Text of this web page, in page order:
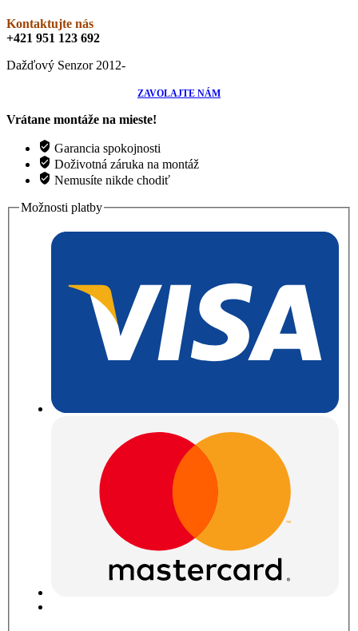
Kontaktujte nás
+421 951 123 692
Dažďový Senzor 2012-
ZAVOLAJTE NÁM
Vrátane montáže na mieste!
Garancia spokojnosti
Doživotná záruka na montáž
Nemusíte nikde chodiť
Možnosti platby